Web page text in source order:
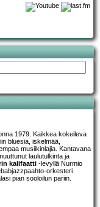
1979. Kaikkea kokeileva
bluesia, iskelmää,
musiikinlajia. Kantavana
laulutulkinta ja
kalifaatti -levyllä Nurmio
orkesteri
pian sooloilun pariin.